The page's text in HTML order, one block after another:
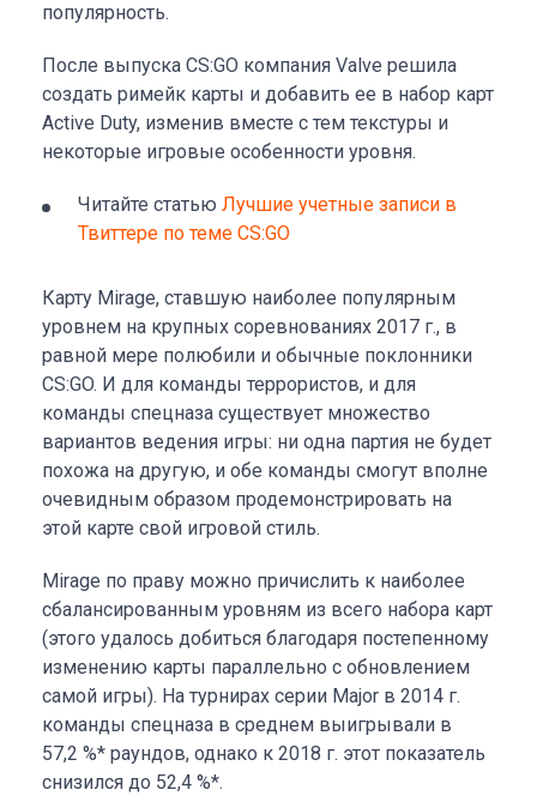
популярность.
После выпуска CS:GO компания Valve решила
создать римейк карты и добавить ее в набор карт
Active Duty, изменив вместе с тем текстуры и
некоторые игровые особенности уровня.
Читайте статью Лучшие учетные записи в
Твиттере по теме CS:GO
Карту Mirage, ставшую наиболее популярным
уровнем на крупных соревнованиях 2017 г., в
равной мере полюбили и обычные поклонники
CS:GO. И для команды террористов, и для
команды спецназа существует множество
вариантов ведения игры: ни одна партия не будет
похожа на другую, и обе команды смогут вполне
очевидным образом продемонстрировать на
этой карте свой игровой стиль.
Mirage по праву можно причислить к наиболее
сбалансированным уровням из всего набора карт
(этого удалось добиться благодаря постепенному
изменению карты параллельно с обновлением
самой игры). На турнирах серии Major в 2014 г.
команды спецназа в среднем выигрывали в
57,2 %* раундов, однако к 2018 г. этот показатель
снизился до 52,4 %*.